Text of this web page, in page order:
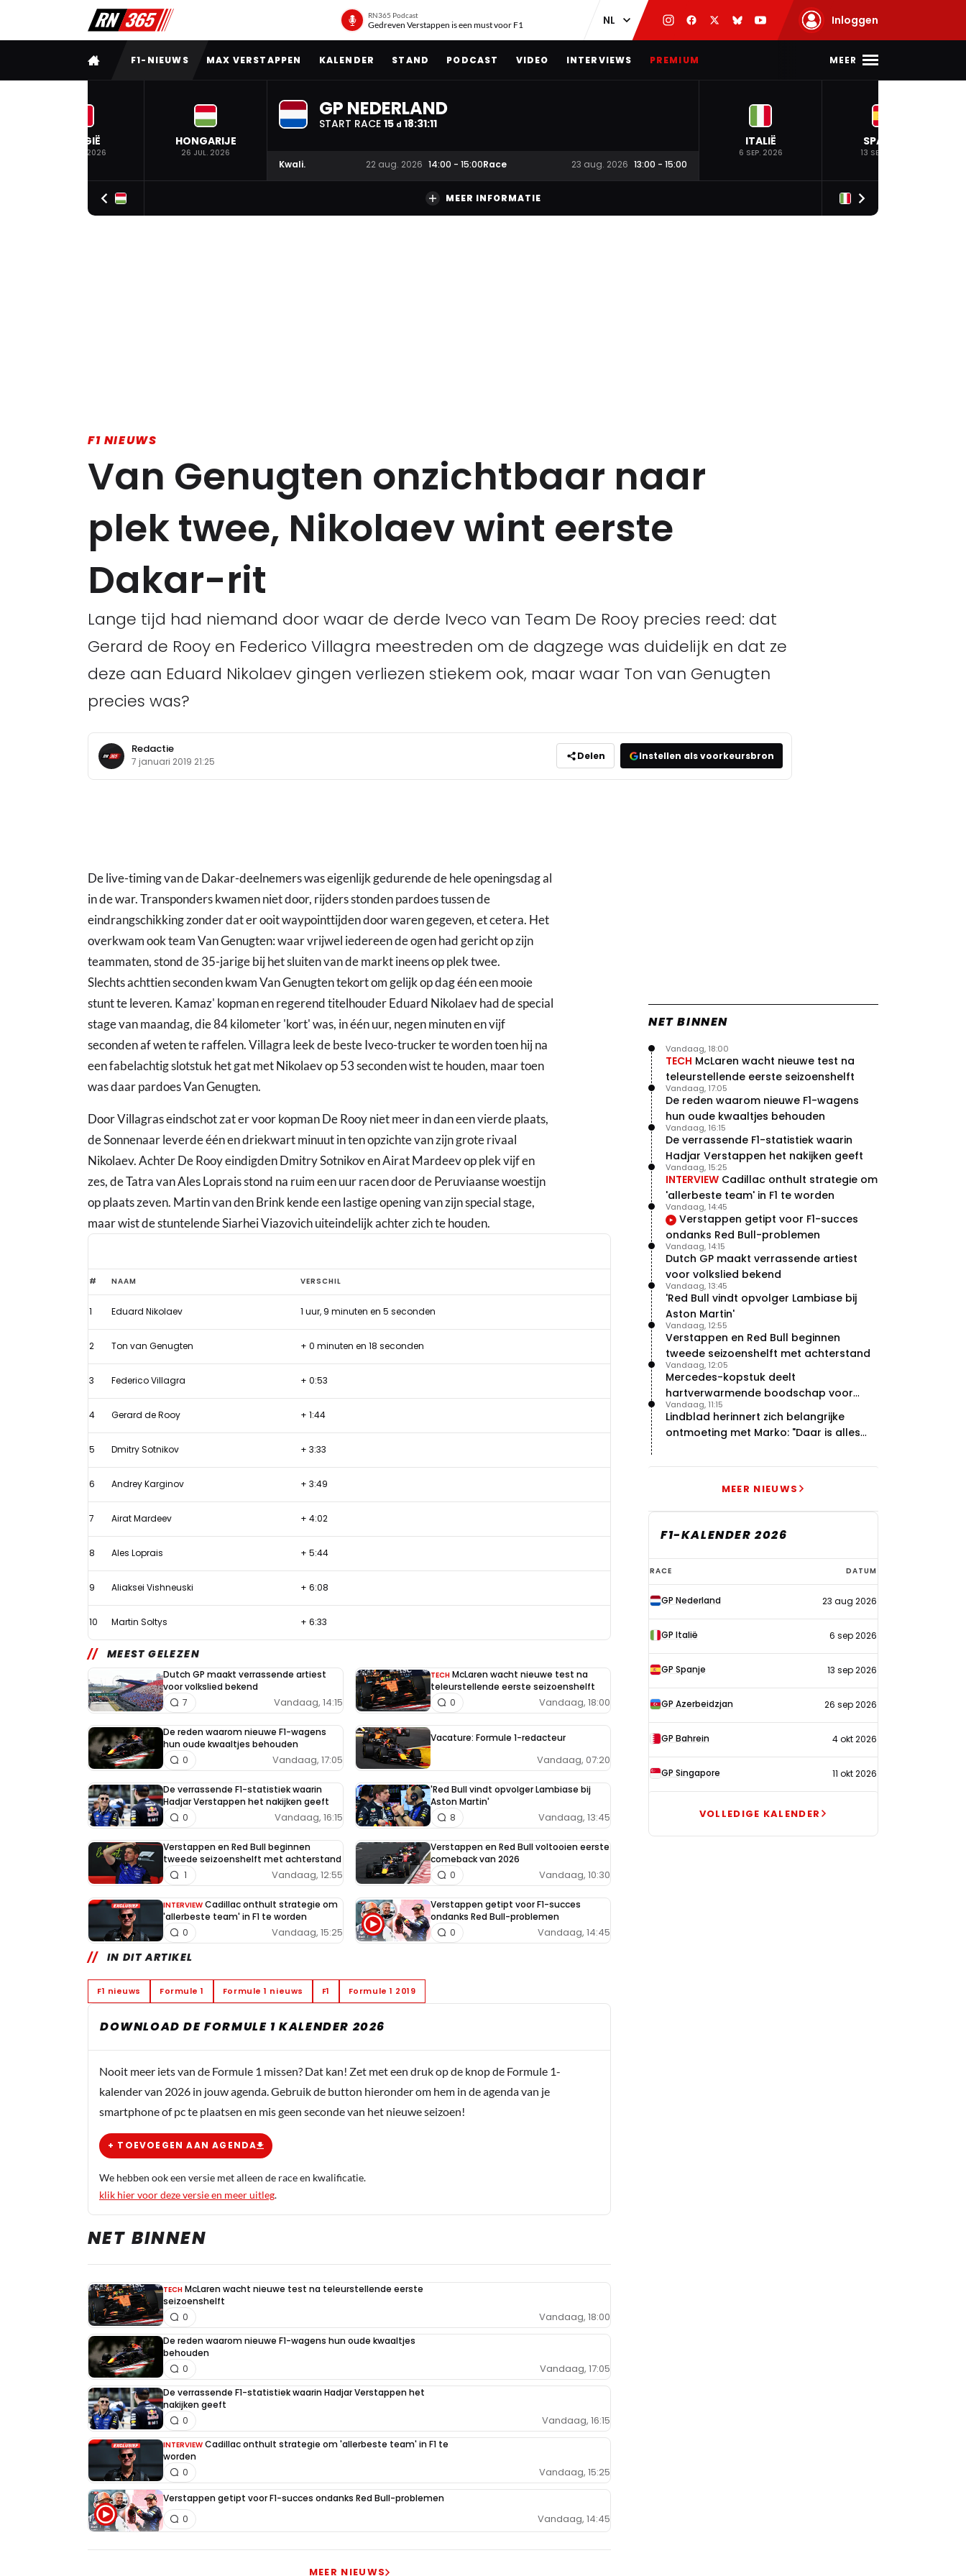
RN365 Podcast
Gedreven Verstappen is een must voor F1 Inloggen
VOLLEDIG MENU
F1-NIEUWS MAX VERSTAPPEN KALENDER STAND PODCAST VIDEO INTERVIEWS PREMIUM MEER
BELGIË
19 JUL. 2026
HONGARIJE
26 JUL. 2026
GP NEDERLAND
START RACE 15 d 18:31:10
Kwali. 22 aug. 2026 14:00 - 15:00Race 23 aug. 2026 13:00 - 15:00
ITALIË
6 SEP. 2026
SPANJE
13 SEP. 2026
MEER INFORMATIE
F1 NIEUWS
Van Genugten onzichtbaar naar
plek twee, Nikolaev wint eerste
Dakar-rit
Lange tijd had niemand door waar de derde Iveco van Team De Rooy precies reed: dat
Gerard de Rooy en Federico Villagra meestreden om de dagzege was duidelijk en dat ze
deze aan Eduard Nikolaev gingen verliezen stiekem ook, maar waar Ton van Genugten
precies was?
Redactie
7 januari 2019 21:25 Delen Instellen als voorkeursbron
De live-timing van de Dakar-deelnemers was eigenlijk gedurende de hele openingsdag al
in de war. Transponders kwamen niet door, rijders stonden pardoes tussen de
eindrangschikking zonder dat er ooit waypointtijden door waren gegeven, et cetera. Het
overkwam ook team Van Genugten: waar vrijwel iedereen de ogen had gericht op zijn
teammaten, stond de 35-jarige bij het sluiten van de markt ineens op plek twee.
Slechts achttien seconden kwam Van Genugten tekort om gelijk op dag één een mooie
stunt te leveren. Kamaz' kopman en regerend titelhouder Eduard Nikolaev had de special
stage van maandag, die 84 kilometer 'kort' was, in één uur, negen minuten en vijf
seconden af weten te raffelen. Villagra leek de beste Iveco-trucker te worden toen hij na
een fabelachtig slotstuk het gat met Nikolaev op 53 seconden wist te houden, maar toen
was daar pardoes Van Genugten.
Door Villagras eindschot zat er voor kopman De Rooy niet meer in dan een vierde plaats,
de Sonnenaar leverde één en driekwart minuut in ten opzichte van zijn grote rivaal
Nikolaev. Achter De Rooy eindigden Dmitry Sotnikov en Airat Mardeev op plek vijf en
zes, de Tatra van Ales Loprais stond na ruim een uur racen door de Peruviaanse woestijn
op plaats zeven. Martin van den Brink kende een lastige opening van zijn special stage,
maar wist de stuntelende Siarhei Viazovich uiteindelijk achter zich te houden.
Van
Genugten
onzichtbaar
naar
twee,
Nikolaev
wint
rit
# NAAM VERSCHIL
1 Eduard Nikolaev 1 uur, 9 minuten en 5 seconden
2 Ton van Genugten + 0 minuten en 18 seconden
3 Federico Villagra + 0:53
4 Gerard de Rooy + 1:44
5 Dmitry Sotnikov + 3:33
6 Andrey Karginov + 3:49
7 Airat Mardeev + 4:02
8 Ales Loprais + 5:44
9 Aliaksei Vishneuski + 6:08
10 Martin Soltys + 6:33
MEEST GELEZEN
Dutch GP maakt verrassende artiest
voor volkslied bekend
Vandaag, 14:15
7
TECH McLaren wacht nieuwe test na
teleurstellende eerste seizoenshelft
Vandaag, 18:00
0
De reden waarom nieuwe F1-wagens
hun oude kwaaltjes behouden
Vandaag, 17:05
0
Vacature: Formule 1-redacteur
Vandaag, 07:20
De verrassende F1-statistiek waarin
Hadjar Verstappen het nakijken geeft
Vandaag, 16:15
0
'Red Bull vindt opvolger Lambiase bij
Aston Martin'
Vandaag, 13:45
8
Verstappen en Red Bull beginnen
tweede seizoenshelft met achterstand
Vandaag, 12:55
1
Verstappen en Red Bull voltooien eerste
comeback van 2026
Vandaag, 10:30
0
INTERVIEW Cadillac onthult strategie om
'allerbeste team' in F1 te worden
Vandaag, 15:25
0
Verstappen getipt voor F1-succes
ondanks Red Bull-problemen
Vandaag, 14:45
0
IN DIT ARTIKEL
F1 nieuws Formule 1 Formule 1 nieuws F1 Formule 1 2019
DOWNLOAD DE FORMULE 1 KALENDER 2026
Nooit meer iets van de Formule 1 missen? Dat kan! Zet met een druk op de knop de Formule 1-
kalender van 2026 in jouw agenda. Gebruik de button hieronder om hem in de agenda van je
smartphone of pc te plaatsen en mis geen seconde van het nieuwe seizoen!
+ TOEVOEGEN AAN AGENDA
We hebben ook een versie met alleen de race en kwalificatie.
klik hier voor deze versie en meer uitleg.
NET BINNEN
TECH McLaren wacht nieuwe test na teleurstellende eerste
seizoenshelft
Vandaag, 18:00
0
De reden waarom nieuwe F1-wagens hun oude kwaaltjes
behouden
Vandaag, 17:05
0
De verrassende F1-statistiek waarin Hadjar Verstappen het
nakijken geeft
Vandaag, 16:15
0
INTERVIEW Cadillac onthult strategie om 'allerbeste team' in F1 te
worden
Vandaag, 15:25
0
Verstappen getipt voor F1-succes ondanks Red Bull-problemen
Vandaag, 14:45
0
MEER NIEUWS
NET BINNEN
TECH McLaren wacht nieuwe test na
teleurstellende eerste seizoenshelft
Vandaag, 18:00
De reden waarom nieuwe F1-wagens
hun oude kwaaltjes behouden
Vandaag, 17:05
De verrassende F1-statistiek waarin
Hadjar Verstappen het nakijken geeft
Vandaag, 16:15
INTERVIEW Cadillac onthult strategie om
'allerbeste team' in F1 te worden
Vandaag, 15:25
Verstappen getipt voor F1-succes
ondanks Red Bull-problemen
Vandaag, 14:45
Dutch GP maakt verrassende artiest
voor volkslied bekend
Vandaag, 14:15
'Red Bull vindt opvolger Lambiase bij
Aston Martin'
Vandaag, 13:45
Verstappen en Red Bull beginnen
tweede seizoenshelft met achterstand
Vandaag, 12:55
Mercedes-kopstuk deelt
hartverwarmende boodschap voor
overstap naar Red Bull
Vandaag, 12:05
Lindblad herinnert zich belangrijke
ontmoeting met Marko: "Daar is alles
Vandaag, 11:15
MEER NIEUWS
F1-KALENDER 2026
F1-
kalender
2026
RACE DATUM
GP Nederland 23 aug 2026
GP Italië 6 sep 2026
GP Spanje 13 sep 2026
GP Azerbeidzjan 26 sep 2026
GP Bahrein 4 okt 2026
GP Singapore 11 okt 2026
VOLLEDIGE KALENDER